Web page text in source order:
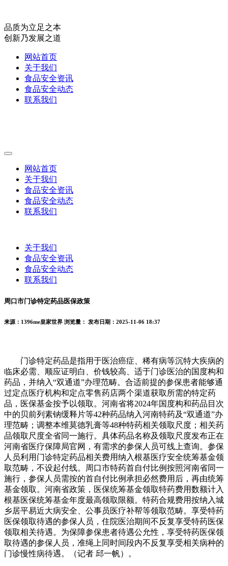
品质为立足之本
创新乃发展之道
网站首页
关于我们
食品安全资讯
食品安全动态
联系我们
网站首页
关于我们
食品安全资讯
食品安全动态
联系我们
关于我们
食品安全资讯
食品安全动态
联系我们
周口市门诊特定药品医保政策
来源：1396me皇家世界 浏览量： 发布日期：2025-11-06 18:37
门诊特定药品是指用于医治癌症、稀有病等沉特大疾病的
临床必需、顺应证明白、价钱较高、适于门诊医治的国度构和
药品，并纳入“双通道”办理范畴。合适前提的参保患者能够通
过定点医疗机构和定点零售药店两个渠道获取所需的特定药
品，医保基金按予以领取。河南省将2024年国度构和药品目次
中的贝前列素钠缓释片等42种药品纳入河南特药及“双通道”办
理范畴；调整本维莫德乳膏等48种特药相关领取尺度；相关药
品领取尺度全省同一施行。具体药品名称及领取尺度发布正在
河南省医疗保障局官网，有需求的参保人员可线上查询。参保
人员利用门诊特定药品相关费用纳入根基医疗安全统筹基金领
取范畴，不设起付线。周口市特药首自付比例按照河南省同一
施行，参保人员需按的首自付比例承担必然费用后，再由统筹
基金领取。河南省政策，医保统筹基金领取特药费用数额计入
根基医保统筹基金年度最高领取限额。特药合规费用按纳入城
乡居平易近大病安全、公事员医疗补帮等领取范畴。享受特药
医保领取待遇的参保人员，住院医治期间不反复享受特药医保
领取相关待遇。为保障参保患者待遇公允性，享受特药医保领
取待遇的参保人员，准绳上同时间段内不反复享受相关病种的
门诊慢性病待遇。（记者 邱一帆）。